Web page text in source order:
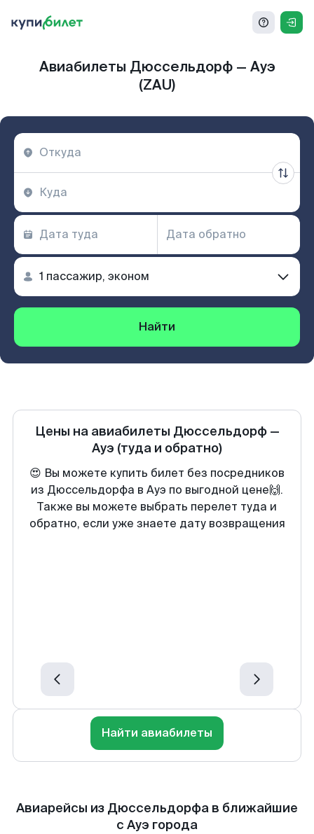
Авиабилеты Дюссельдорф — Ауэ
(ZAU)
Найти
Цены на авиабилеты Дюссельдорф—
Ауэ (туда и обратно)
😍 Вы можете купить билет без посредников
из Дюссельдорфа в Ауэ по выгодной цене🙌.
Также вы можете выбрать перелет туда и
обратно, если уже знаете дату возвращения
Найти авиабилеты
Авиарейсы из Дюссельдорфа в ближайшие
с Ауэ города